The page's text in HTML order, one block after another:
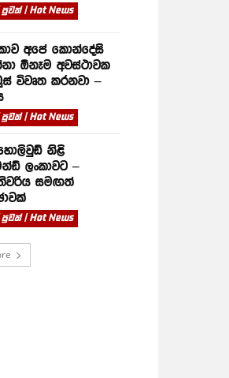
| Hot News
අපේ කොන්දේසි
ඕනෑම අවස්ථාවක
විවෘත කරනවා –
| Hot News
හොලිවුඩ් නිළි
ලංකාවට –
සමඟත්
| Hot News